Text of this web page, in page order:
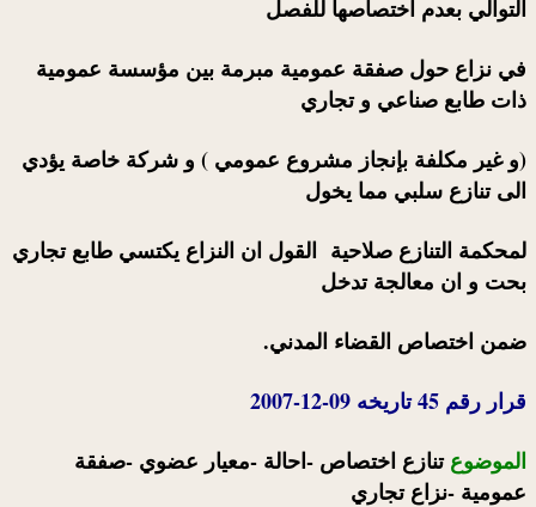
التوالي بعدم اختصاصها للفصل
في نزاع حول صفقة عمومية مبرمة بين مؤسسة عمومية
ذات طابع صناعي و تجاري
(و غير مكلفة بإنجاز مشروع عمومي ) و شركة خاصة يؤدي
الى تنازع سلبي مما يخول
لمحكمة التنازع صلاحية القول ان النزاع يكتسي طابع تجاري
بحت و ان معالجة تدخل
ضمن اختصاص القضاء المدني.
قرار رقم 45 تاريخه 09-12-2007
الموضوعتنازع اختصاص -احالة -معيار عضوي -صفقة
عمومية -نزاع تجاري